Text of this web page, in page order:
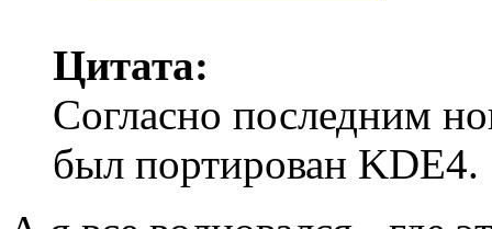
Цитата:
Согласно последним
был портирован KDE4.